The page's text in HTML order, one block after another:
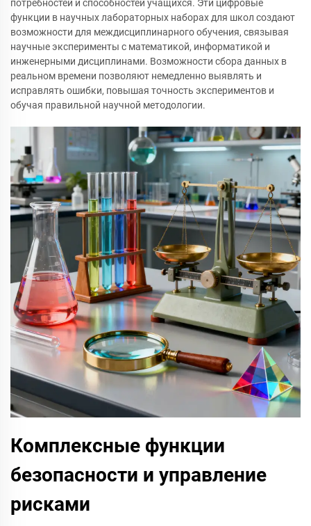
потребностей и способностей учащихся. Эти цифровые
функции в научных лабораторных наборах для школ создают
возможности для междисциплинарного обучения, связывая
научные эксперименты с математикой, информатикой и
инженерными дисциплинами. Возможности сбора данных в
реальном времени позволяют немедленно выявлять и
исправлять ошибки, повышая точность экспериментов и
обучая правильной научной методологии.
Комплексные функции
безопасности и управление
рисками